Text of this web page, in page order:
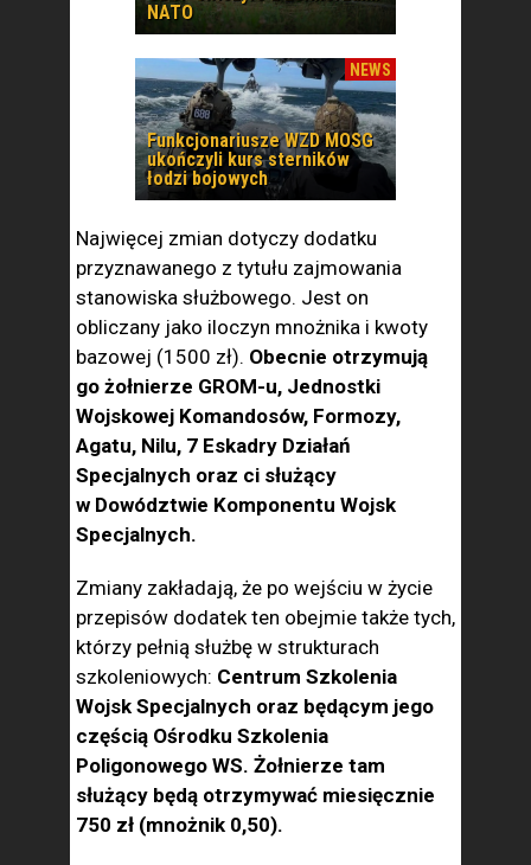
NATO
NEWS
Funkcjonariusze WZD MOSG
ukończyli kurs sterników
łodzi bojowych
Najwięcej zmian dotyczy dodatku
przyznawanego z tytułu zajmowania
stanowiska służbowego. Jest on
obliczany jako iloczyn mnożnika i kwoty
bazowej (1500 zł). Obecnie otrzymują
go żołnierze GROM-u, Jednostki
Wojskowej Komandosów, Formozy,
Agatu, Nilu, 7 Eskadry Działań
Specjalnych oraz ci służący
w Dowództwie Komponentu Wojsk
Specjalnych.
Zmiany zakładają, że po wejściu w życie
przepisów dodatek ten obejmie także tych,
którzy pełnią służbę w strukturach
szkoleniowych: Centrum Szkolenia
Wojsk Specjalnych oraz będącym jego
częścią Ośrodku Szkolenia
Poligonowego WS. Żołnierze tam
służący będą otrzymywać miesięcznie
750 zł (mnożnik 0,50).